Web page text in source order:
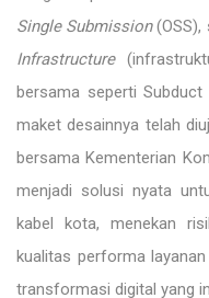
Single Submission(OSS),
Infrastructure
bersama seperti
maket desainnya telah
bersama Kementerian
menjadi solusi nyata
kabel kota, menekan
kualitas performa
transformasi digital yang